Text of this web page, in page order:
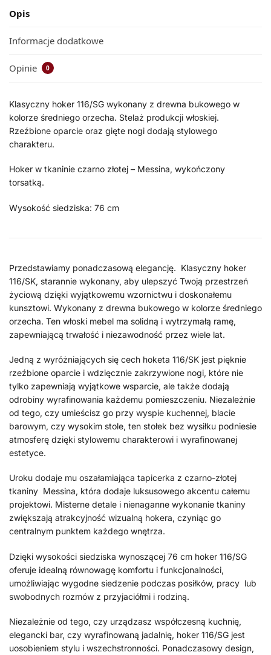
Opis
Informacje dodatkowe
Opinie 0
Klasyczny hoker 116/SG wykonany z drewna bukowego w
kolorze średniego orzecha. Stelaż produkcji włoskiej.
Rzeźbione oparcie oraz gięte nogi dodają stylowego
charakteru.
Hoker w tkaninie czarno złotej – Messina, wykończony
torsatką.
Wysokość siedziska: 76 cm
Przedstawiamy ponadczasową elegancję. Klasyczny hoker
116/SK, starannie wykonany, aby ulepszyć Twoją przestrzeń
życiową dzięki wyjątkowemu wzornictwu i doskonałemu
kunsztowi. Wykonany z drewna bukowego w kolorze średniego
orzecha. Ten włoski mebel ma solidną i wytrzymałą ramę,
zapewniającą trwałość i niezawodność przez wiele lat.
Jedną z wyróżniających się cech hoketa 116/SK jest pięknie
rzeźbione oparcie i wdzięcznie zakrzywione nogi, które nie
tylko zapewniają wyjątkowe wsparcie, ale także dodają
odrobiny wyrafinowania każdemu pomieszczeniu. Niezależnie
od tego, czy umieścisz go przy wyspie kuchennej, blacie
barowym, czy wysokim stole, ten stołek bez wysiłku podniesie
atmosferę dzięki stylowemu charakterowi i wyrafinowanej
estetyce.
Uroku dodaje mu oszałamiająca tapicerka z czarno-złotej
tkaniny Messina, która dodaje luksusowego akcentu całemu
projektowi. Misterne detale i nienaganne wykonanie tkaniny
zwiększają atrakcyjność wizualną hokera, czyniąc go
centralnym punktem każdego wnętrza.
Dzięki wysokości siedziska wynoszącej 76 cm hoker 116/SG
oferuje idealną równowagę komfortu i funkcjonalności,
umożliwiając wygodne siedzenie podczas posiłków, pracy lub
swobodnych rozmów z przyjaciółmi i rodziną.
Niezależnie od tego, czy urządzasz współczesną kuchnię,
elegancki bar, czy wyrafinowaną jadalnię, hoker 116/SG jest
uosobieniem stylu i wszechstronności. Ponadczasowy design,